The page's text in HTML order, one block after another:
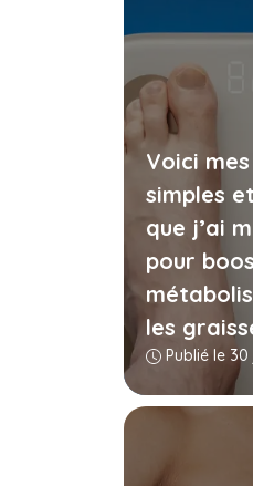
Voici
simples
que j’ai
pour
les
Publié le 30